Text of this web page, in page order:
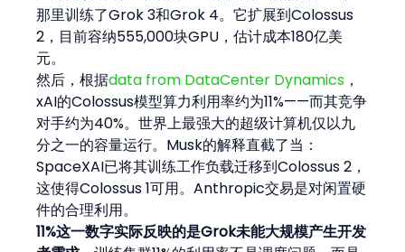
那里训练了Grok 3和Grok 4。它扩展到Colossus
2，目前容纳555,000块GPU，估计成本180亿美
元。
然后，根据data from DataCenter Dynamics ，
xAI的Colossus模型算力利用率约为11%——而其竞争
对手约为40%。世界上最强大的超级计算机仅以九
分之一的容量运行。Musk的解释直截了当：
SpaceXAI已将其训练工作负载迁移到Colossus 2，
这使得Colossus 1可用。Anthropic交易是对闲置硬
件的合理利用。
11%这一数字实际反映的是Grok未能大规模产生开发